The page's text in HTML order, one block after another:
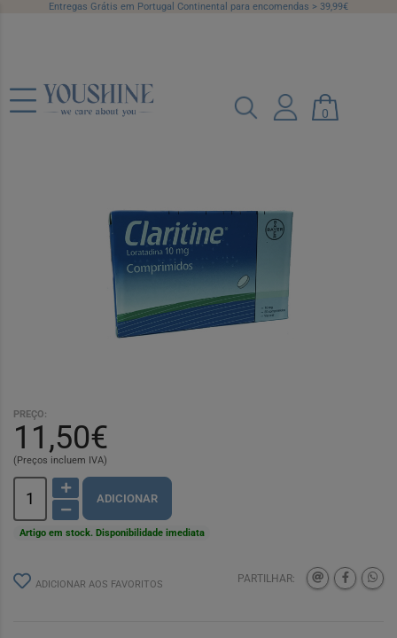
Entregas Grátis em Portugal Continental para encomendas > 39,99€
0
Claritine, 10 mg x 20 comp
PREÇO:
11,50€
(Preços incluem IVA)
ADICIONAR
Artigo em stock. Disponibilidade imediata
ADICIONAR AOS FAVORITOS PARTILHAR: